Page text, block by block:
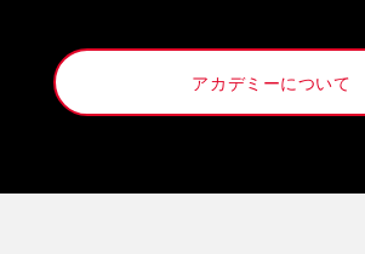
アカデミーについて